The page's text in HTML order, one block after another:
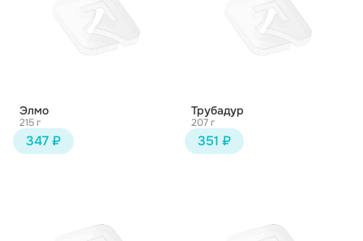
Элмо
215 г
347 ₽
Трубадур
207 г
351 ₽